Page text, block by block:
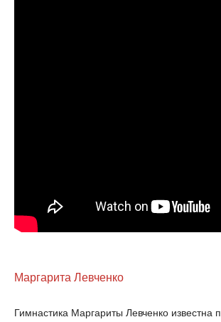
Маргарита Левченко
Гимнастика Маргариты Левченко известна